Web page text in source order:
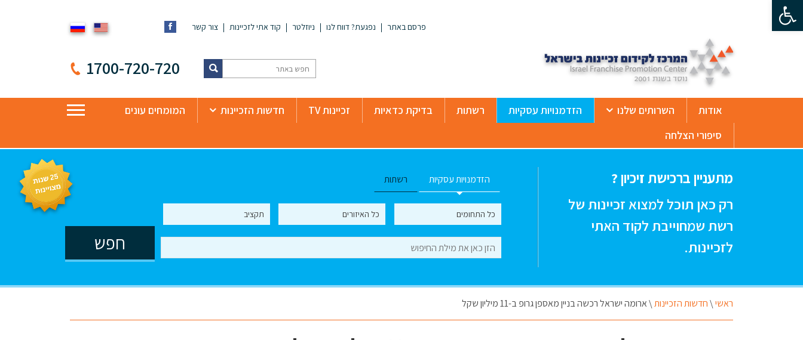
פתח סרגל נגישות
פרסם באתר נפגעת? דווח לנו ניוזלטר קוד אתי לזכיינות צור קשר
1700-720-720
אודות השרותים שלנו הזדמנויות עסקיות רשתות בדיקת כדאיות זכיינות TV חדשות הזכיינות
המומחים עונים
סיפורי הצלחה
מתעניין ברכישת זיכיון ?
רק כאן תוכל למצוא זכיינות של
רשת שמחוייבת לקוד האתי
לזכיינות.
הזדמנויות עסקיות רשתות
ראשי\חדשות הזכיינות\ארומה ישראל רכשה בניין מאספן גרופ ב-11 מיליון שקל